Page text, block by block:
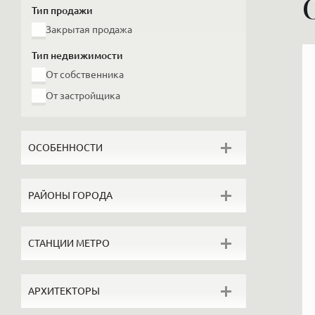
Тип продажи
Закрытая продажа
Тип недвижимости
От собственника
От застройщика
ОСОБЕННОСТИ
С ремонтом
Видовые
Пентхаусы
Загородная
РАЙОНЫ ГОРОДА
Каменный остров
Золотой треугольник
СТАНЦИИ МЕТРО
АРХИТЕКТОРЫ